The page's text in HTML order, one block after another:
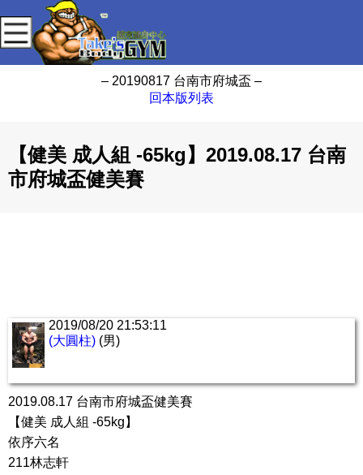
– 20190817 台南市府城盃 –
回本版列表
【健美 成人組 -65kg】2019.08.17 台南
市府城盃健美賽
2019/08/20 21:53:11
(大圓柱) (男)
2019.08.17 台南市府城盃健美賽
【健美 成人組 -65kg】
依序六名
211林志軒